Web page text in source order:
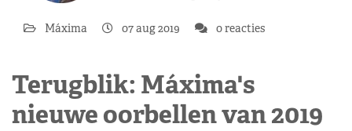
Máxima 07 aug 2019 0 reacties
Terugblik: Máxima's
nieuwe oorbellen van 2019